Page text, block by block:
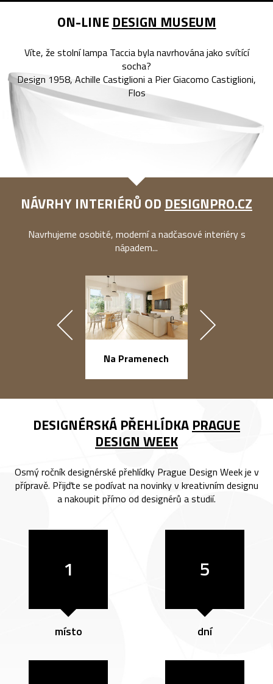
ON-LINE DESIGN MUSEUM
Víte, že stolní lampa Taccia byla navrhována jako svítící
socha?
Design 1958, Achille Castiglioni a Pier Giacomo Castiglioni,
Flos
NÁVRHY INTERIÉRŮ OD DESIGNPRO.CZ
Navrhujeme osobité, moderní a nadčasové interiéry s
nápadem...
Na Pramenech
DESIGNÉRSKÁ PŘEHLÍDKA PRAGUE
DESIGN WEEK
Osmý ročník designérské přehlídky Prague Design Week je v
přípravě. Přijďte se podívat na novinky v kreativním designu
a nakoupit přímo od designérů a studií.
1
místo
5
dní